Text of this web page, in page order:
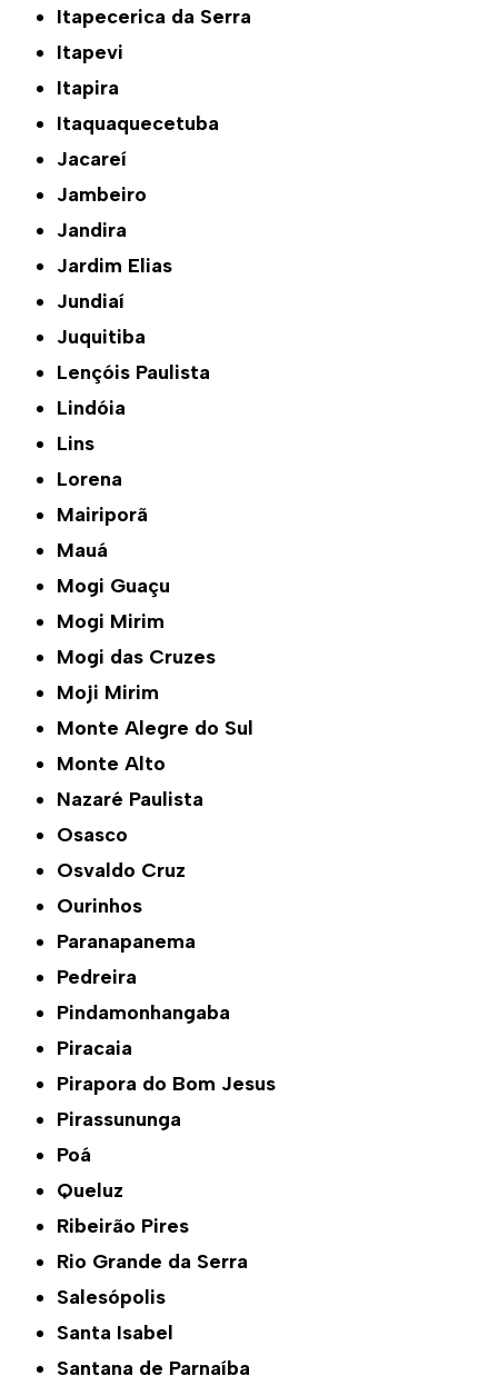
Itapecerica da Serra
Itapevi
Itapira
Itaquaquecetuba
Jacareí
Jambeiro
Jandira
Jardim Elias
Jundiaí
Juquitiba
Lençóis Paulista
Lindóia
Lins
Lorena
Mairiporã
Mauá
Mogi Guaçu
Mogi Mirim
Mogi das Cruzes
Moji Mirim
Monte Alegre do Sul
Monte Alto
Nazaré Paulista
Osasco
Osvaldo Cruz
Ourinhos
Paranapanema
Pedreira
Pindamonhangaba
Piracaia
Pirapora do Bom Jesus
Pirassununga
Poá
Queluz
Ribeirão Pires
Rio Grande da Serra
Salesópolis
Santa Isabel
Santana de Parnaíba